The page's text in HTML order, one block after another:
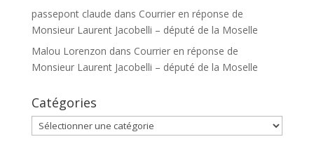
passepont claude dans Courrier en réponse de
Monsieur Laurent Jacobelli – député de la Moselle
Malou Lorenzon dans Courrier en réponse de
Monsieur Laurent Jacobelli – député de la Moselle
Catégories
Catégories